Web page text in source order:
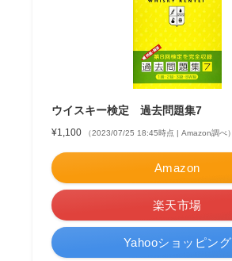
ウイスキー検定 過去問題集7
¥1,100 （2023/07/25 18:45時点 | Amazon調べ）
Amazon
楽天市場
Yahooショッピング